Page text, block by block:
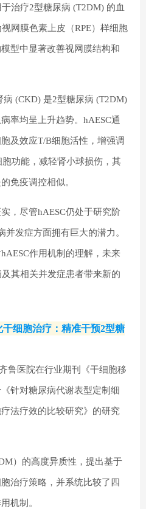
于治疗2型糖尿病 (T2DM) 的血
网膜色素上皮（RPE）样细胞
型中显著改善视网膜结构和
病 (CKD) 是2型糖尿病 (T2DM)
率均呈上升趋势。hAESC通
及效应T/B细胞活性，增强调
功能，减轻肾小球损伤，其
免疫调控相似。
，尽管hAESC仍处于研究阶
发症方面拥有巨大的潜力。
作用机制的理解，未来
其相关并发症患者带来新的
细胞治疗：精准干预2型糖
鲁医院在行业期刊《干细胞移
针对糖尿病代谢表型定制细
法疗效的比较研究》的研究
）的高度异质性，提出基于
治疗策略，并系统比较了四
机制。